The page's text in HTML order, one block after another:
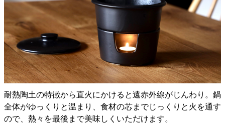
耐熱陶土の特徴から直火にかけると遠赤外線がじんわり。鍋
全体がゆっくりと温まり、食材の芯までじっくりと火を通す
ので、熱々を最後まで美味しくいただけます。